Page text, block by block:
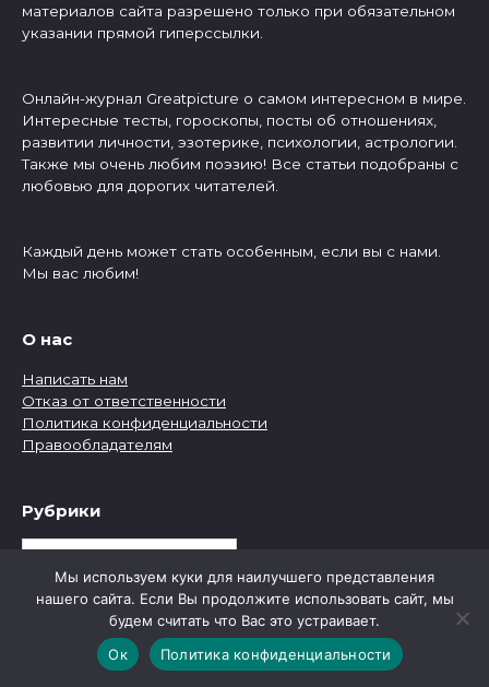
материалов сайта разрешено только при обязательном
указании прямой гиперссылки.
Онлайн-журнал Greatpicture о самом интересном в мире.
Интересные тесты, гороскопы, посты об отношениях,
развитии личности, эзотерике, психологии, астрологии.
Также мы очень любим поэзию! Все статьи подобраны с
любовью для дорогих читателей.
Каждый день может стать особенным, если вы с нами.
Мы вас любим!
О нас
Написать нам
Отказ от ответственности
Политика конфиденциальности
Правообладателям
Рубрики
Рубрики
Мы используем куки для наилучшего представления
нашего сайта. Если Вы продолжите использовать сайт, мы
будем считать что Вас это устраивает.
Ок
Политика конфиденциальности